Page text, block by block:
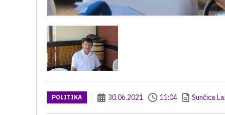
POLITIKA 30.06.2021 11:04 Sunčica